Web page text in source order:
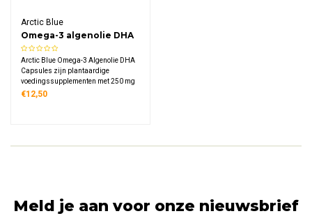
Arctic Blue
Omega-3 algenolie DHA
Capsules
Arctic Blue Omega-3 Algenolie DHA
Capsules zijn plantaardige
voedingssupplementen met 250 mg
DHA per capsule uit duurzaam
€12,50
Meld je aan voor onze nieuwsbrief